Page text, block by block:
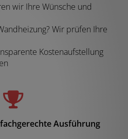
wir Ihre Wünsche und
Wir prüfen Ihre
Kostenaufstellung
Ausführung